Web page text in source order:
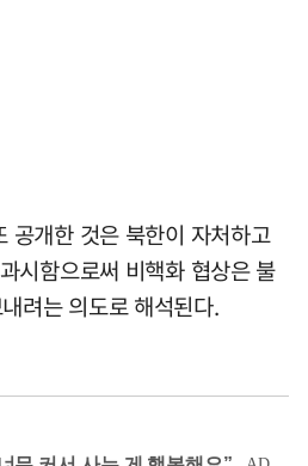
공개한 것은 북한이 자처하고
시함으로써 비핵화 협상은 불
려는 의도로 해석된다.